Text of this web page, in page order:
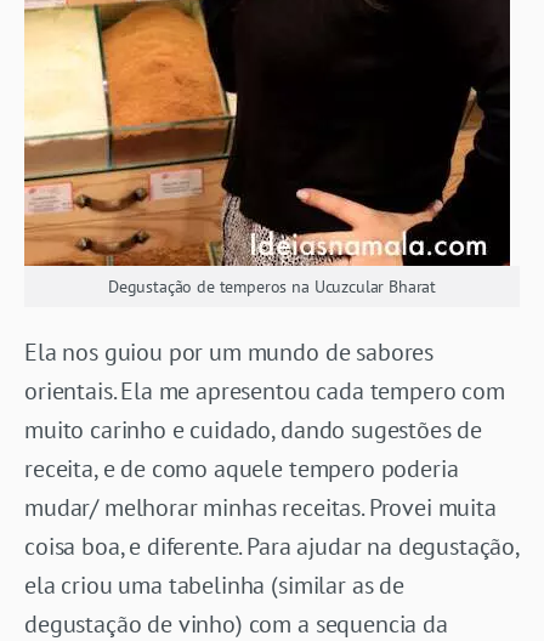
Degustação de temperos na Ucuzcular Bharat
Ela nos guiou por um mundo de sabores
orientais. Ela me apresentou cada tempero com
muito carinho e cuidado, dando sugestões de
receita, e de como aquele tempero poderia
mudar/ melhorar minhas receitas. Provei muita
coisa boa, e diferente. Para ajudar na degustação,
ela criou uma tabelinha (similar as de
degustação de vinho) com a sequencia da